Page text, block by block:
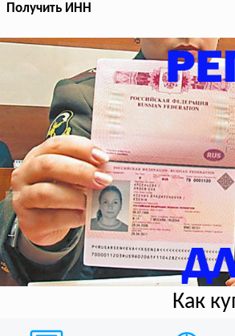
Получить ИНН
Как